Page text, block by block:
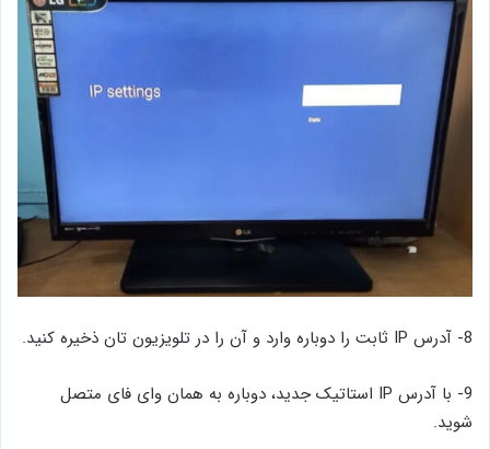
8- آدرس IP ثابت را دوباره وارد و آن را در تلویزیون تان ذخیره کنید.
9- با آدرس IP استاتیک جدید، دوباره به همان وای ‌فای متصل
شوید.